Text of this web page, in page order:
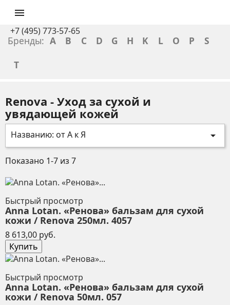

+7 (495) 773-57-65
Бренды: A B C D G H K L O P
S
T
Renova - Уход за сухой и
увядающей кожей
Названию: от А к Я 
Показано 1-7 из 7
Быстрый просмотр
Anna Lotan. «Ренова» бальзам для сухой
кожи / Renova 250мл. 4057
8 613,00 руб.
Купить
Быстрый просмотр
Anna Lotan. «Ренова» бальзам для сухой
кожи / Renova 50мл. 057